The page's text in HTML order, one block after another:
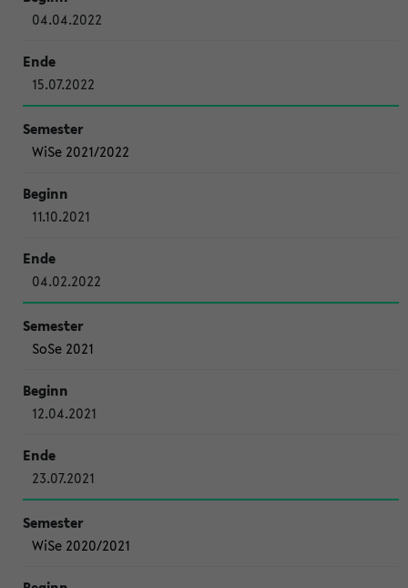
04.04.2022
15.07.2022
WiSe 2021/2022
11.10.2021
04.02.2022
SoSe 2021
12.04.2021
23.07.2021
WiSe 2020/2021